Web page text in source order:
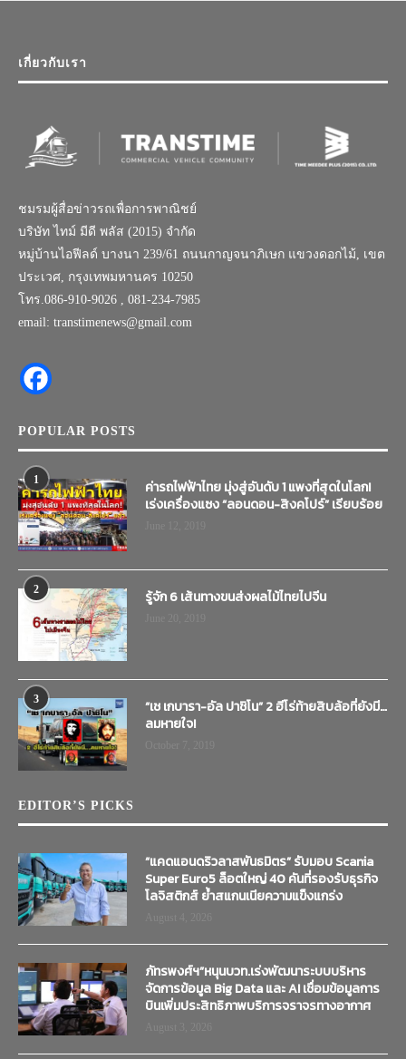
เกี่ยวกับเรา
ชมรมผู้สื่อข่าวรถเพื่อการพาณิชย์
บริษัท ไทม์ มีดี พลัส (2015) จำกัด
หมู่บ้านไอฟีลด์ บางนา 239/61 ถนนกาญจนาภิเษก แขวงดอกไม้, เขต
ประเวศ, กรุงเทพมหานคร 10250
โทร.086-910-9026 , 081-234-7985
email: transtimenews@gmail.com
POPULAR POSTS
1
ค่ารถไฟฟ้าไทย มุ่งสู่อันดับ 1 แพงที่สุดในโลก!
เร่งเครื่องแซง “ลอนดอน-สิงคโปร์” เรียบร้อย
2 รู้จัก 6 เส้นทางขนส่งผลไม้ไทยไปจีน
3
“เช เกบารา-อัล ปาชิโน” 2 ฮีโร่ท้ายสิบล้อที่ยังมี…
ลมหายใจ!
EDITOR’S PICKS
“แคดแอนดริวลาสพันธมิตร” รับมอบ Scania
Super Euro5 ล็อตใหญ่ 40 คันที่รองรับธุรกิจ
โลจิสติกส์ ย้ำสแกนเนียความแข็งแกร่ง
ภัทรพงศ์ฯ”หนุนบวท.เร่งพัฒนาระบบบริหาร
จัดการข้อมูล Big Data และ AI เชื่อมข้อมูลการ
บินเพิ่มประสิทธิภาพบริการจราจรทางอากาศ